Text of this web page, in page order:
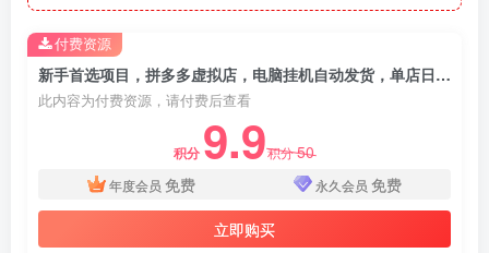
新手首选项目，拼多多虚拟店，电脑挂机自动发货，单店日利润500+，可批量放大操作
此内容为付费资源，请付费后查看
积分 9.9积分50
年度会员 免费 永久会员 免费
立即购买
付费资源